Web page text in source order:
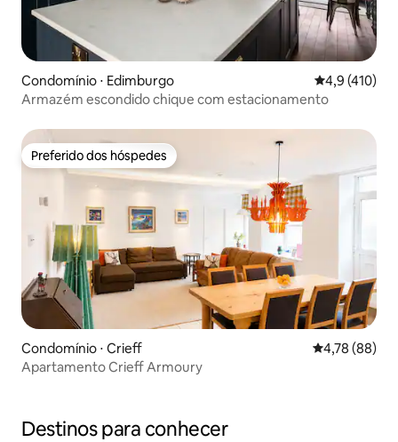
Condomínio ⋅ Edimburgo 4,9 de uma
4,9 (410)
Armazém escondido chique com estacionamento
Preferido dos hóspedes
Preferido dos hóspedes
Condomínio ⋅ Crieff 4,78 de uma
4,78 (88)
Apartamento Crieff Armoury
Destinos para conhecer